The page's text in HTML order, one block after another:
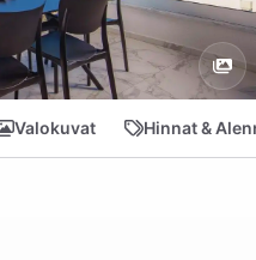
Valokuvat Hinnat &